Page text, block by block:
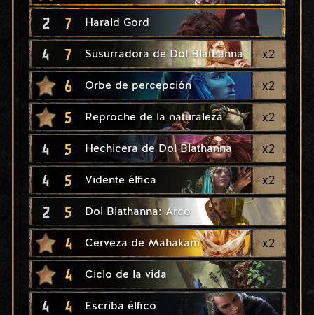
2 7 Harald Gord
4 7 Susurradora de Dol Blathanna x2
6 Orbe de percepción x2
5 Reproche de la naturaleza x2
4 5 Hechicera de Dol Blathanna x2
4 5 Vidente élfica x2
2 5 Dol Blathanna: Arco
4 Cerveza de Mahakam x2
4 Ciclo de la vida
4 4 Escriba élfico